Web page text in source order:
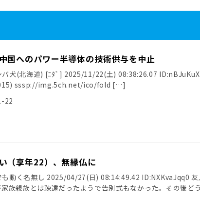
国へのパワー半導体の技術供与を中止
バ犬(北海道) [ﾆﾀﾞ] 2025/11/22(土) 08:38:26.07
sssp://img.5ch.net/ico/fold […]
22
（享年22）、無縁仏に
も動く名無し 2025/04/27(日) 08:14:49.42 ID:NXKvaJqq0 友
族親族とは疎遠だったようで告別式もなかった。その後ど